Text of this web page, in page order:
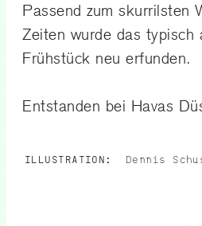
Passend zum skurrilsten
Zeiten wurde das typisch
Frühstück neu erfunden.
Entstanden bei Havas
ILLUSTRATION: Dennis